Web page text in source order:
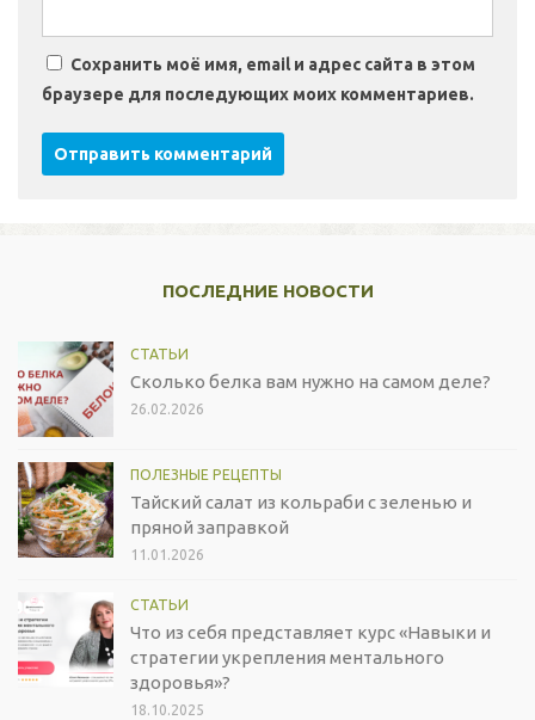
Сохранить моё имя, email и адрес сайта в этом
браузере для последующих моих комментариев.
ПОСЛЕДНИЕ НОВОСТИ
СТАТЬИ
Сколько белка вам нужно на самом деле?
26.02.2026
ПОЛЕЗНЫЕ РЕЦЕПТЫ
Тайский салат из кольраби с зеленью и
пряной заправкой
11.01.2026
СТАТЬИ
Что из себя представляет курс «Навыки и
стратегии укрепления ментального
здоровья»?
18.10.2025